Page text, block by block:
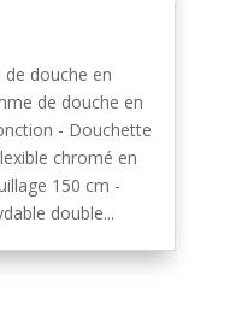
de douche en
de douche en
- Douchette
chromé en
150 cm -
double...